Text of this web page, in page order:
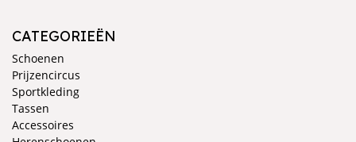
CATEGORIEËN
Schoenen
Prijzencircus
Sportkleding
Tassen
Accessoires